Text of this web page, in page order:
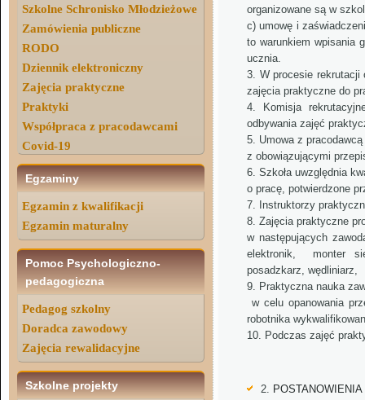
Szkolne Schronisko Młodzieżowe
Zamówienia publiczne
RODO
Dziennik elektroniczny
Zajęcia praktyczne
Praktyki
Współpraca z pracodawcami
Covid-19
Egzaminy
Egzamin z kwalifikacji
Egzamin maturalny
Pomoc Psychologiczno-
pedagogiczna
Pedagog szkolny
Doradca zawodowy
Zajęcia rewalidacyjne
Szkolne projekty
organizowane są w
c) umowę i
to warunkiem wpisania
ucznia.
W procesie rekrutacji
zajęcia praktyczne do
Komisja
odbywania zajęć
Umowa z
z obowiązującymi
Szkoła uwzględnia
o pracę, potwierdzone
Instruktorzy
Zajęcia praktyczne
w następujących
elektronik, monter
posadzkarz,
Praktyczna nauka
w celu opanowania
robotnika
Podczas zajęć
2.